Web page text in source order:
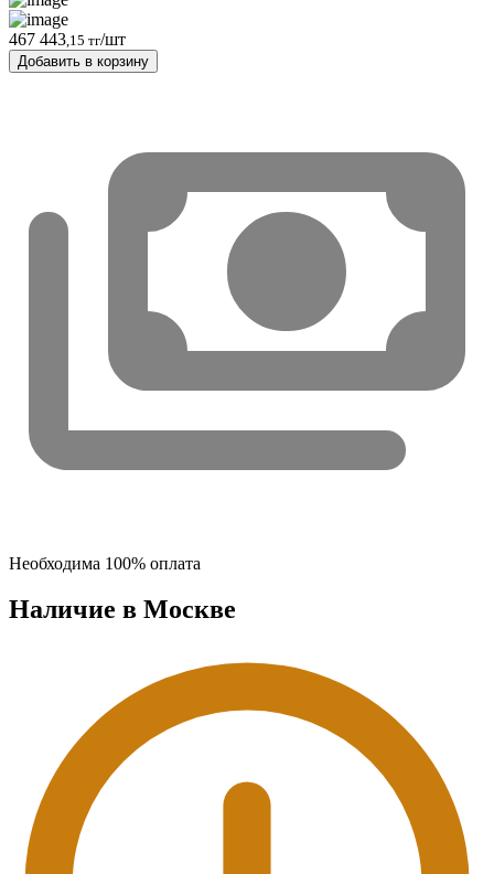
467 443 ,15 тг/шт
Добавить в корзину
Необходима 100% оплата
Наличие в Москвe